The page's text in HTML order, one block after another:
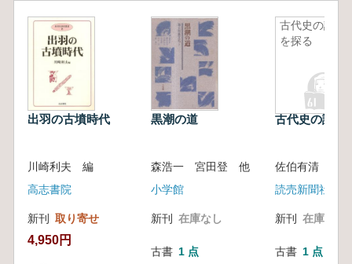
出羽の古墳時代
川崎利夫 編
高志書院
新刊 取り寄せ
4,950円
黒潮の道
森浩一 宮田登 他
小学館
新刊 在庫なし
古書 1 点
古代史の謎
を探る
古代史の謎を
佐伯有清
読売新聞社
新刊 在庫なし
古書 1 点